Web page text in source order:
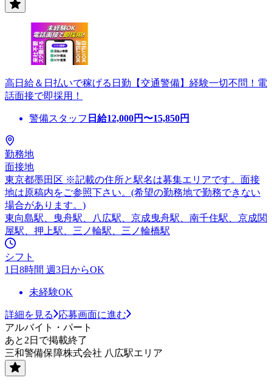
高日給＆日払いで稼げる日勤【交通警備】経験一切不問！電
話面接で即採用！
警備スタッフ 日給12,000円〜15,850円
勤務地
面接地
東京都墨田区 ※記載の住所と駅名は募集エリアです。面接
地は原稿内をご参照下さい。(希望の勤務地で勤務できない
場合があります。)
東向島駅、曳舟駅、八広駅、京成曳舟駅、南千住駅、京成関
屋駅、押上駅、三ノ輪駅、三ノ輪橋駅
シフト
1日8時間 週3日からOK
未経験OK
詳細を見る
応募画面に進む
アルバイト・パート
あと2日で掲載終了
三和警備保障株式会社 八広駅エリア